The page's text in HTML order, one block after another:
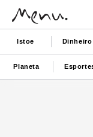
Istoe Dinheiro
Planeta